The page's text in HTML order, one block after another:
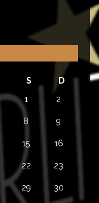
S D
1 2
8 9
15 16
22 23
29 30